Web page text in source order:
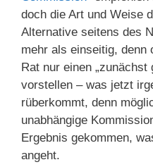
doch die Art und Weise
Alternative seitens des
mehr als einseitig,
Rat nur einen „zunächst
vorstellen – was jetzt
rüberkommt, denn
unabhängige
Ergebnis gekommen,
angeht.